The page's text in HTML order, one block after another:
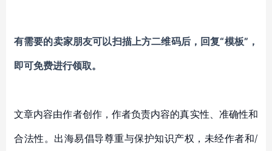
有需要的卖家朋友可以扫描上方二维码后，回复“模板”，
即可免费进行领取。
文章内容由作者创作，作者负责内容的真实性、准确性和
合法性。出海易倡导尊重与保护知识产权，未经作者和/